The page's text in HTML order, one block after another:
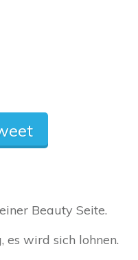
Beauty Seite.
es wird sich lohnen.